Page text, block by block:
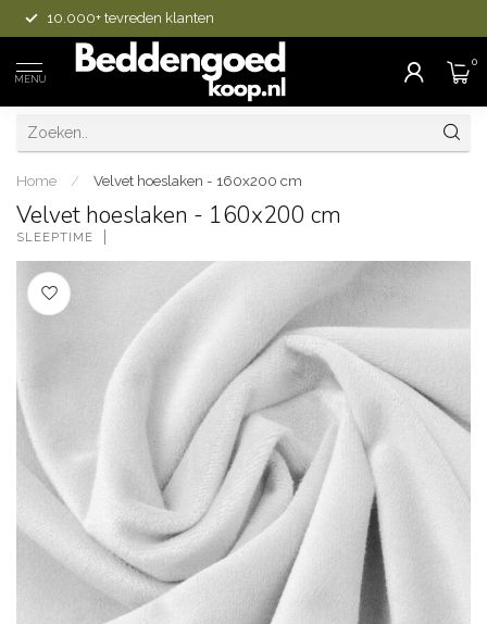
10.000+ tevreden klanten
MENU
0
Home / Velvet hoeslaken - 160x200 cm
Velvet hoeslaken - 160x200 cm
SLEEPTIME